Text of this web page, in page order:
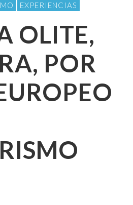
EXPERIENCIAS
OLITE,
POR